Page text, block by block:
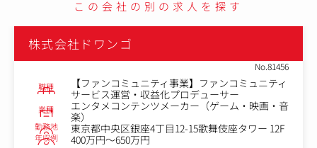
この会社の別の求人を探す
株式会社ドワンゴ
No.81456
職種
【ファンコミュニティ事業】ファンコミュニティ
サービス運営・収益化プロデューサー
業種
エンタメコンテンツメーカー（ゲーム・映画・音
楽）
勤務地 東京都中央区銀座4丁目12-15歌舞伎座タワー 12F
年収例
400万円～650万円